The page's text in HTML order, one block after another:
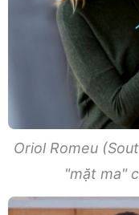
Oriol Romeu
"mặt ma"